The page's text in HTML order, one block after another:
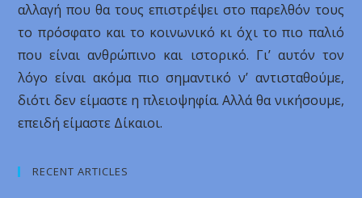
αλλαγή που θα τους επιστρέψει στο παρελθόν τους
το πρόσφατο και το κοινωνικό κι όχι το πιο παλιό
που είναι ανθρώπινο και ιστορικό. Γι’ αυτόν τον
λόγο είναι ακόμα πιο σημαντικό ν’ αντισταθούμε,
διότι δεν είμαστε η πλειοψηφία. Αλλά θα νικήσουμε,
επειδή είμαστε Δίκαιοι.
RECENT ARTICLES